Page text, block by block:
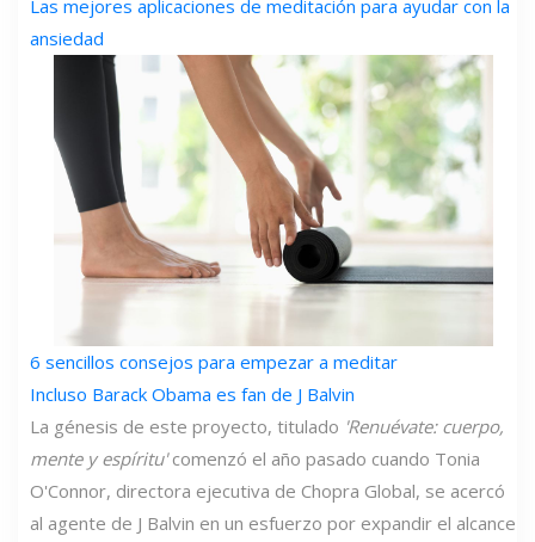
Las mejores aplicaciones de meditación para ayudar con la
ansiedad
6 sencillos consejos para empezar a meditar
Incluso Barack Obama es fan de J Balvin
La génesis de este proyecto, titulado 'Renuévate: cuerpo,
mente y espíritu'comenzó el año pasado cuando Tonia
O'Connor, directora ejecutiva de Chopra Global, se acercó
al agente de J Balvin en un esfuerzo por expandir el alcance